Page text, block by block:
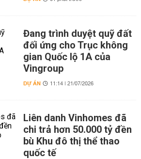
Đang trình duyệt quỹ đất
đối ứng cho Trục không
gian Quốc lộ 1A của
Vingroup
DỰ ÁN 11:14 | 21/07/2026
Liên danh Vinhomes đã
chi trả hơn 50.000 tỷ đền
bù Khu đô thị thể thao
quốc tế